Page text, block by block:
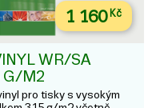
1 160Kč
WR/SA
G/M2
pro tisky s vysokým